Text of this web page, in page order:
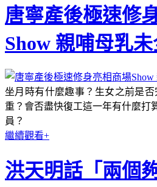
唐寧產後極速修
Show 親哺母乳
坐月時有什麼趣事？生女之前是
重？會否盡快復工這一年有什麼打
員？
繼續觀看+
洪天明話「兩個